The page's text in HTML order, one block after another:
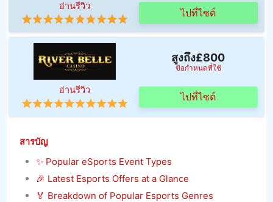
อ่านรีวิว
ไปที่ไซต์
สูงถึง£800
ข้อกำหนดที่ใช้
อ่านรีวิว
ไปที่ไซต์
สารบัญ
✨ Popular eSports Event Types
🎉 Latest Esports Offers at a Glance
🏅 Breakdown of Popular Esports Genres